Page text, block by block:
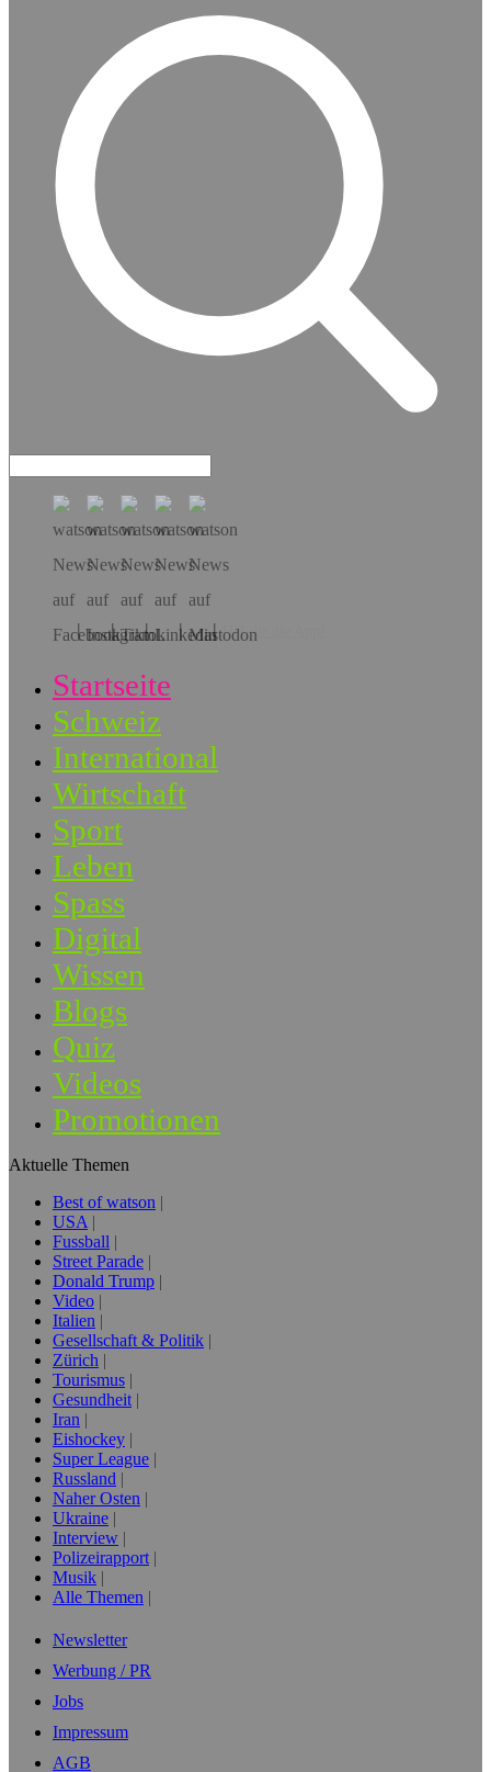
Hol dir die App!
Startseite
Schweiz
International
Wirtschaft
Sport
Leben
Spass
Digital
Wissen
Blogs
Quiz
Videos
Promotionen
Aktuelle Themen
Best of watson
USA
Fussball
Street Parade
Donald Trump
Video
Italien
Gesellschaft & Politik
Zürich
Tourismus
Gesundheit
Iran
Eishockey
Super League
Russland
Naher Osten
Ukraine
Interview
Polizeirapport
Musik
Alle Themen
Newsletter
Werbung / PR
Jobs
Impressum
AGB